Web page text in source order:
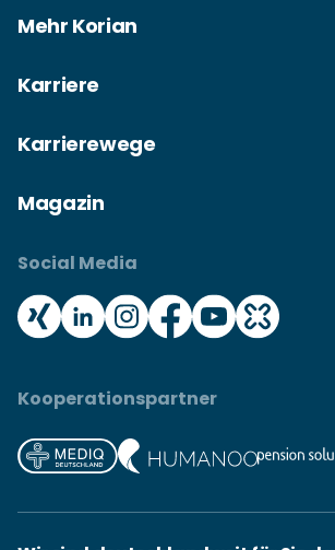
Mehr Korian
Karriere
Karrierewege
Magazin
Social Media
Kooperationspartner